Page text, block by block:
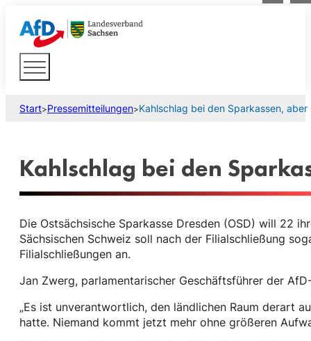
Start>Pressemitteilungen>Kahlschlag bei den Sparkassen,
Kahlschlag bei den
Die Ostsächsische Sparkasse Dresden (OSD) will 22
Sächsischen Schweiz soll nach der Filialschließung
Filialschließungen an.
Jan Zwerg, parlamentarischer Geschäftsführer der
„Es ist unverantwortlich, den ländlichen Raum derart
hatte. Niemand kommt jetzt mehr ohne größeren